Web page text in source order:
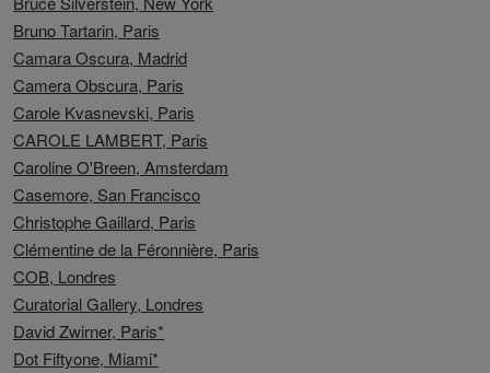
Bruno Tartarin, Paris
Camara Oscura, Madrid
Camera Obscura, Paris
Carole Kvasnevski, Paris
CAROLE LAMBERT, Paris
Caroline O'Breen, Amsterdam
Casemore, San Francisco
Christophe Gaillard, Paris
Clémentine de la Féronnière, Paris
COB, Londres
Curatorial Gallery, Londres
David Zwirner, Paris*
Dot Fiftyone, Miami*